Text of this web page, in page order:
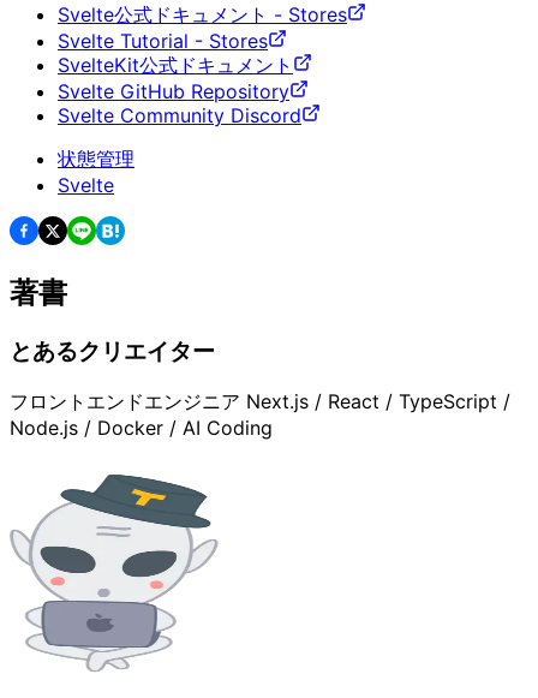
Svelte公式ドキュメント - Stores
Svelte Tutorial - Stores
SvelteKit公式ドキュメント
Svelte GitHub Repository
Svelte Community Discord
状態管理
Svelte
著書
とあるクリエイター
フロントエンドエンジニア Next.js / React / TypeScript /
Node.js / Docker / AI Coding